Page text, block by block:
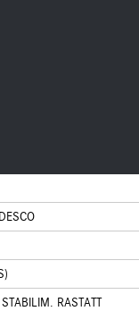
RASTATT